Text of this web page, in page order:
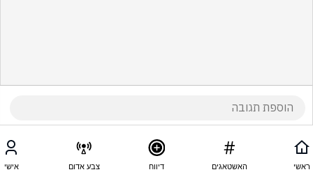
ראשי האשטאגים דיווח צבע אדום אישי